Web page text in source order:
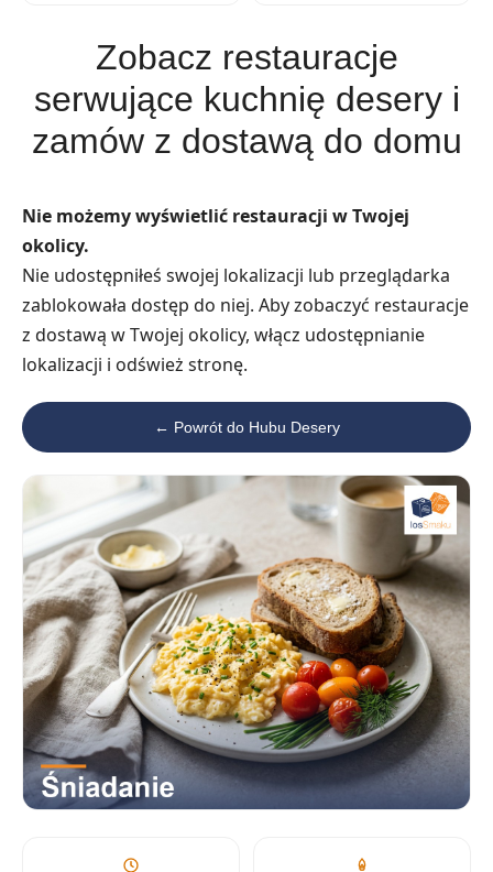
Zobacz restauracje
serwujące kuchnię desery i
zamów z dostawą do domu
Nie możemy wyświetlić restauracji w Twojej
okolicy.
Nie udostępniłeś swojej lokalizacji lub przeglądarka
zablokowała dostęp do niej. Aby zobaczyć restauracje
z dostawą w Twojej okolicy, włącz udostępnianie
lokalizacji i odśwież stronę.
← Powrót do Hubu Desery